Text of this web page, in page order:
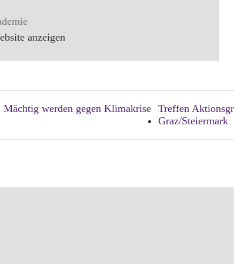
anzeigen
Mächtig werden gegen Klimakrise
Treffen
Graz/Steiermark